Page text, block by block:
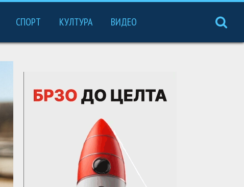
СПОРТ КУЛТУРА ВИДЕО